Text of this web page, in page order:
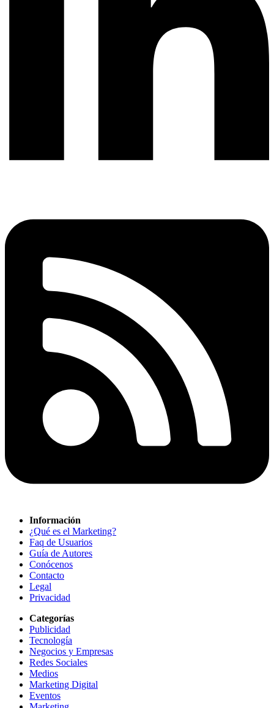
Información
¿Qué es el Marketing?
Faq de Usuarios
Guía de Autores
Conócenos
Contacto
Legal
Privacidad
Categorías
Publicidad
Tecnología
Negocios y Empresas
Redes Sociales
Medios
Marketing Digital
Eventos